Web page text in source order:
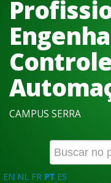
CAMPUS SERRA
EN NL FR PT ES